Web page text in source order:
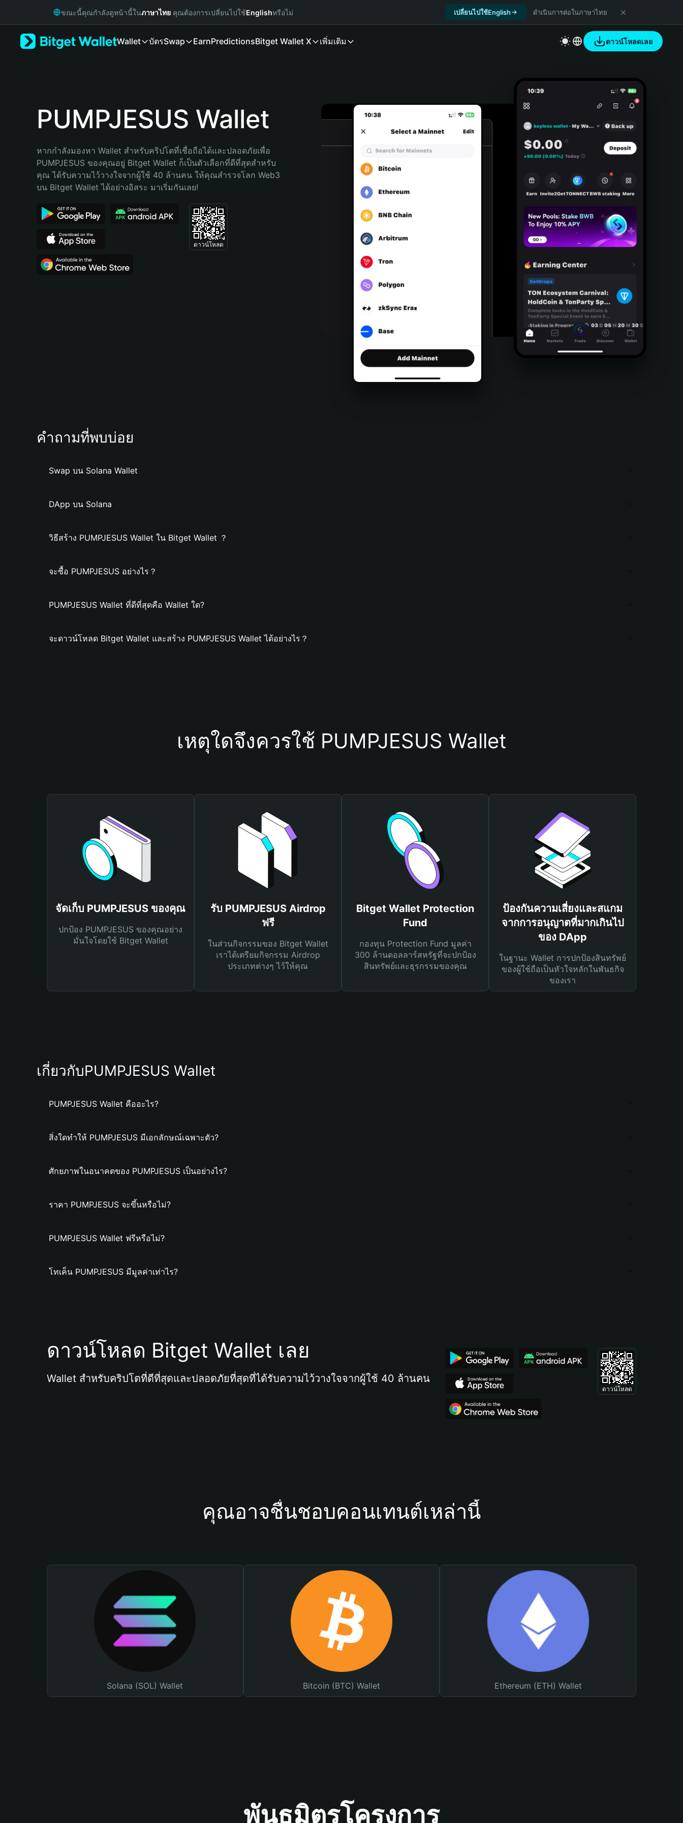
Русский
Bahasa Indonesia
Português (Brasil)
ขณะนี้คุณกำลังดูหน้านี้ในภาษาไทย คุณต้องการเปลี่ยนไปใช้Englishหรือไม่ เปลี่ยนไปใช้English ดำเนินการต่อในภาษาไทย
Wallet บัตรSwap EarnPredictionsBitget Wallet X เพิ่มเติม ดาวน์โหลดเลย
PUMPJESUS Wallet
หากกำลังมองหา Wallet สำหรับคริปโตที่เชื่อถือได้และปลอดภัยเพื่อ
PUMPJESUS ของคุณอยู่ Bitget Wallet ก็เป็นตัวเลือกที่ดีที่สุดสำหรับ
คุณ ได้รับความไว้วางใจจากผู้ใช้ 40 ล้านคน ให้คุณสำรวจโลก Web3
บน Bitget Wallet ได้อย่างอิสระ มาเริ่มกันเลย!
ดาวน์โหลด
คำถามที่พบบ่อย
Swap บน Solana Wallet
DApp บน Solana
วิธีสร้าง PUMPJESUS Wallet ใน Bitget Wallet ？
จะซื้อ PUMPJESUS อย่างไร？
PUMPJESUS Wallet ที่ดีที่สุดคือ Wallet ใด?
จะดาวน์โหลด Bitget Wallet และสร้าง PUMPJESUS Wallet ได้อย่างไร？
เหตุใดจึงควรใช้ PUMPJESUS Wallet
จัดเก็บ PUMPJESUS ของคุณ
ปกป้อง PUMPJESUS ของคุณอย่าง
มั่นใจโดยใช้ Bitget Wallet
รับ PUMPJESUS Airdrop
ฟรี
ในส่วนกิจกรรมของ Bitget Wallet
เราได้เตรียมกิจกรรม Airdrop
ประเภทต่างๆ ไว้ให้คุณ
Bitget Wallet Protection
Fund
กองทุน Protection Fund มูลค่า
300 ล้านดอลลาร์สหรัฐที่จะปกป้อง
สินทรัพย์และธุรกรรมของคุณ
ป้องกันความเสี่ยงและสแกม
จากการอนุญาตที่มากเกินไป
ของ DApp
ในฐานะ Wallet การปกป้องสินทรัพย์
ของผู้ใช้ถือเป็นหัวใจหลักในพันธกิจ
ของเรา
เกี่ยวกับPUMPJESUS Wallet
PUMPJESUS Wallet คืออะไร?
สิ่งใดทำให้ PUMPJESUS มีเอกลักษณ์เฉพาะตัว?
ศักยภาพในอนาคตของ PUMPJESUS เป็นอย่างไร?
ราคา PUMPJESUS จะขึ้นหรือไม่?
PUMPJESUS Wallet ฟรีหรือไม่?
โทเค็น PUMPJESUS มีมูลค่าเท่าไร?
ดาวน์โหลด Bitget Wallet เลย
Wallet สำหรับคริปโตที่ดีที่สุดและปลอดภัยที่สุดที่ได้รับความไว้วางใจจากผู้ใช้ 40 ล้านคน
ดาวน์โหลด
คุณอาจชื่นชอบคอนเทนต์เหล่านี้
Solana (SOL) Wallet Bitcoin (BTC) Wallet Ethereum (ETH) Wallet
พันธมิตรโครงการ